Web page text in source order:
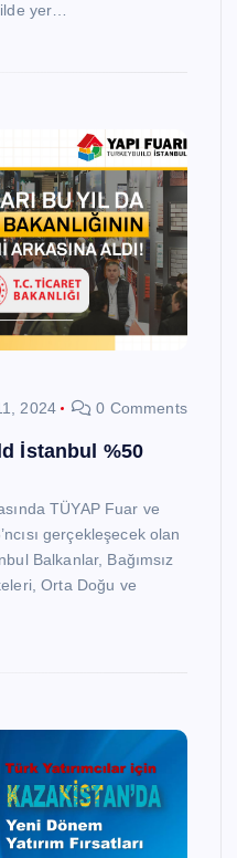
yer…
2024 0 Comments
İstanbul %50
TÜYAP Fuar ve
gerçekleşecek olan
Balkanlar, Bağımsız
Orta Doğu ve